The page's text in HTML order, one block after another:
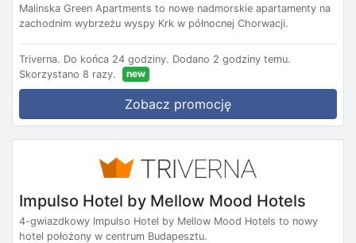
Malinska Green Apartments to nowe nadmorskie apartamenty na
zachodnim wybrzeżu wyspy Krk w północnej Chorwacji.
Triverna. Do końca 24 godziny. Dodano 2 godziny temu.
Skorzystano 8 razy.
new
Zobacz promocję
Impulso Hotel by Mellow Mood Hotels
4-gwiazdkowy Impulso Hotel by Mellow Mood Hotels to nowy
hotel położony w centrum Budapesztu.